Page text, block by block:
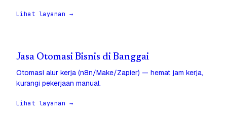
Lihat layanan →
Jasa Otomasi Bisnis di Banggai
Otomasi alur kerja (n8n/Make/Zapier) — hemat jam kerja,
kurangi pekerjaan manual.
Lihat layanan →